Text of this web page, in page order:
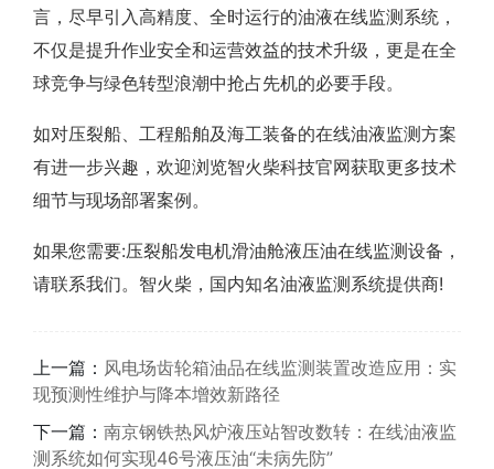
言，尽早引入高精度、全时运行的油液在线监测系统，
不仅是提升作业安全和运营效益的技术升级，更是在全
球竞争与绿色转型浪潮中抢占先机的必要手段。
如对压裂船、工程船舶及海工装备的在线油液监测方案
有进一步兴趣，欢迎浏览智火柴科技官网获取更多技术
细节与现场部署案例。
如果您需要:压裂船发电机滑油舱液压油在线监测设备，
请联系我们。智火柴，国内知名油液监测系统提供商!
上一篇： 风电场齿轮箱油品在线监测装置改造应用：实
现预测性维护与降本增效新路径
下一篇： 南京钢铁热风炉液压站智改数转：在线油液监
测系统如何实现46号液压油“未病先防”